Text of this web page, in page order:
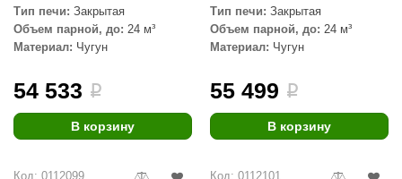
Тип печи: Закрытая
Объем парной, до: 24 м³
Материал: Чугун
54 533 i
В корзину
Тип печи: Закрытая
Объем парной, до: 24 м³
Материал: Чугун
55 499 i
В корзину
Код: 0112099 Код: 0112101